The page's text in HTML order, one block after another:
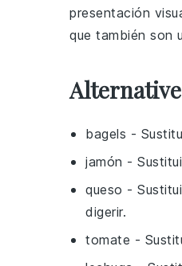
presentación
que también son
bagels -
jamón -
queso -
digerir.
tomate -